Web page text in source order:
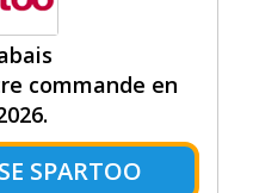
commande en
SPARTOO